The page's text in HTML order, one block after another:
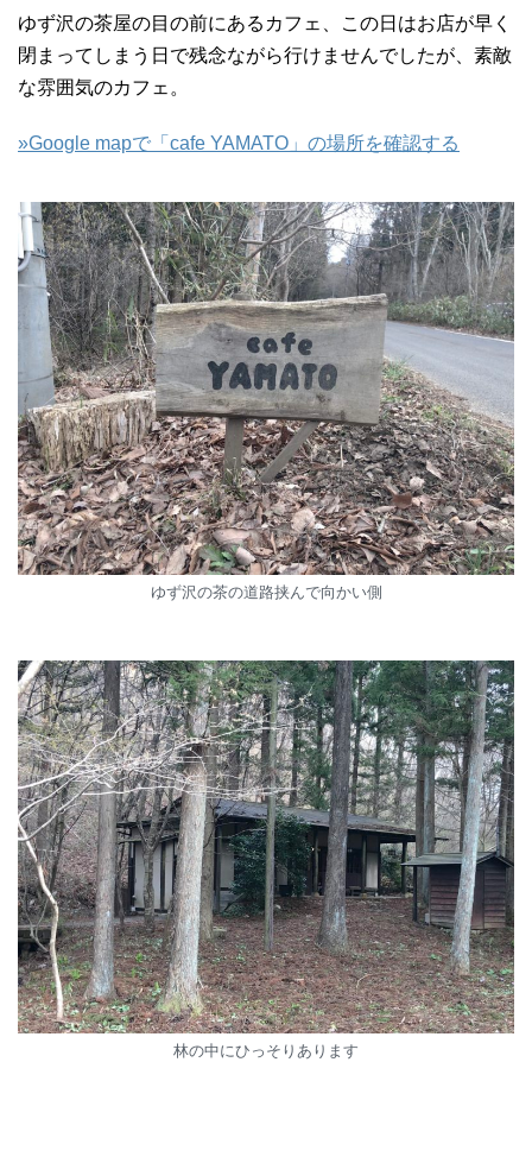
ゆず沢の茶屋の目の前にあるカフェ、この日はお店が早く
閉まってしまう日で残念ながら行けませんでしたが、素敵
な雰囲気のカフェ。
»Google mapで「cafe YAMATO」の場所を確認する
ゆず沢の茶の道路挟んで向かい側
林の中にひっそりあります